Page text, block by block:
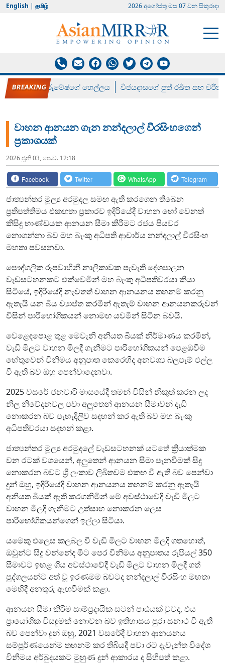
English | தமிழ் 2026 අගෝස්‍තු මස 07 වන සිකුරාදා
රන් ගෙනා රුමේෂ්ගේ හෙල්ලය විජයදාසගේ පුත් රඛිත සහ චරිත්
වාහන ආනයන ගැන නන්දලාල් වීරසිංහගෙන්
ප්‍රකාශයක්
2026 ජූනි 03, පෙ.ව. 12:18
Facebook Twitter WhatsApp Telegram
ජාත්‍යන්තර මූල්‍ය අරමුදල සමඟ ඇති කරගෙන තිබෙන
ප්‍රතිපත්තිමය එකඟතා ප්‍රකාරව ඉදිරියේදී වාහන හෝ වෙනත්
කිසිදු භාණ්ඩයක ආනයන සීමා කිරීමට රජය පියවර
නොගන්නා බව මහ බැංකු අධිපති ආචාර්ය නන්දලාල් වීරසිංහ
මහතා පවසනවා.
පෞද්ගලික රූපවාහිනී නාලිකාවක පැවැති දේශපාලන
වැඩසටහනකට එක්වෙමින් මහ බැංකු අධිපතිවරයා කියා
සිටියේ, ඉදිරියේදී නැවතත් වාහන ආනයනය තහනම් කරනු
ඇතැයි යන බිය ව්‍යාප්ත කරමින් ඇතැම් වාහන ආනයනකරුවන්
විසින් පාරිභෝගිකයන් නොමඟ යවමින් සිටින බවයි.
වෙළෙඳපොළ තුළ මෙවැනි අනියත බියක් නිර්මාණය කරමින්,
වැඩි මිලට වාහන මිලදී ගැනීමට පාරිභෝගිකයන් පෙළඹවීම
හේතුවෙන් විනිමය අනුපාත කෙරෙහිද අනවශ්‍ය බලපෑම් එල්ල
වී ඇති බව ඔහු පෙන්වාදෙනවා.
2025 වසරේ ජනවාරි මාසයේදී තමන් විසින් නිකුත් කරන ලද
නිල නිවේදනවල පවා අලුතෙන් ආනයන සීමාවන් දැඩි
නොකරන බව පැහැදිලිව සඳහන් කර ඇති බව මහ බැංකු
අධිපතිවරයා සඳහන් කළා.
ජාත්‍යන්තර මූල්‍ය අරමුදලේ වැඩසටහනක් යටතේ ක්‍රියාත්මක
වන රටක් වශයෙන්, අලුතෙන් ආනයන සීමා පැනවීමක් සිදු
නොකරන බවට ශ්‍රී ලංකාව ලිඛිතවම එකඟ වී ඇති බව පෙන්වා
දුන් ඔහු, ඉදිරියේදී වාහන ආනයනය තහනම් කරනු ඇතැයි
අනියත බියක් ඇති කරගනිමින් මේ අවස්ථාවේදී වැඩි මිලට
වාහන මිලදී ගැනීමට උත්සාහ නොකරන ලෙස
පාරිභෝගිකයන්ගෙන් ඉල්ලා සිටියා.
යමෙකු එලෙස කලබල වී වැඩි මිලට වාහන මිලදී ගතහොත්,
ඔවුන්ට සිදු වන්නේද මීට පෙර විනිමය අනුපාතය රුපියල් 350
සීමාවට ඉහළ ගිය අවස්ථාවේදී වැඩි මිලට වාහන මිලදී ගත්
පුද්ගලයන්ට අත් වූ ඉරණමම බවටද නන්දලාල් වීරසිංහ මහතා
මෙහිදී අනතුරු ඇඟවීමක් කළා.
ආනයන සීමා කිරීම සාම්ප්‍රදායික සටන් පාඨයක් වුවද, එය
ප්‍රායෝගික විසඳුමක් නොවන බව ඉතිහාසය පුරා සනාථ වී ඇති
බව පෙන්වා දුන් ඔහු, 2021 වසරේදී වාහන ආනයනය
සම්පූර්ණයෙන්ම තහනම් කර තිබියදී පවා රට දැවැන්ත විදේශ
විනිමය අර්බුදයකට මුහුණ දුන් ආකාරය ද සිහිපත් කළා.